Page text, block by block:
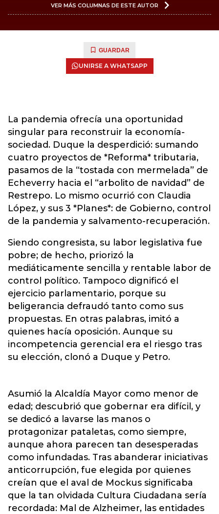
VER MÁS COLUMNAS DE ESTE AUTOR
GUARDAR
UNIRSE A WHATSAPP
La pandemia ofrecía una oportunidad
singular para reconstruir la economía-
sociedad. Duque la desperdició: sumando
cuatro proyectos de *Reforma* tributaria,
pasamos de la “tostada con mermelada” de
Echeverry hacia el “arbolito de navidad” de
Restrepo. Lo mismo ocurrió con Claudia
López, y sus 3 *Planes*: de Gobierno, control
de la pandemia y salvamento-recuperación.
Siendo congresista, su labor legislativa fue
pobre; de hecho, priorizó la
mediáticamente sencilla y rentable labor de
control político. Tampoco dignificó el
ejercicio parlamentario, porque su
beligerancia defraudó tanto como sus
propuestas. En otras palabras, imitó a
quienes hacía oposición. Aunque su
incompetencia gerencial era el riesgo tras
su elección, clonó a Duque y Petro.
Asumió la Alcaldía Mayor como menor de
edad; descubrió que gobernar era difícil, y
se dedicó a lavarse las manos o
protagonizar pataletas, como siempre,
aunque ahora parecen tan desesperadas
como infundadas. Tras abanderar iniciativas
anticorrupción, fue elegida por quienes
creían que el aval de Mockus significaba
que la tan olvidada Cultura Ciudadana sería
recordada: Mal de Alzheimer, las entidades